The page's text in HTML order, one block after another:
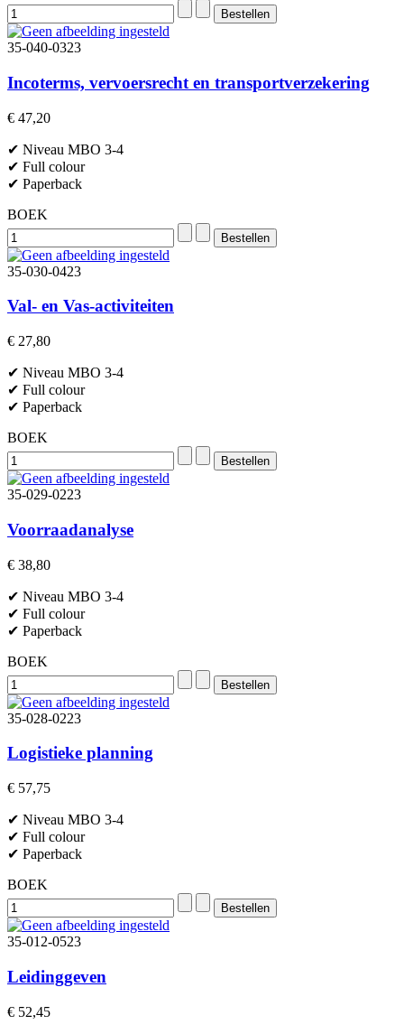
35-040-0323
Incoterms, vervoersrecht en transportverzekering
€ 47,20
✔ Niveau MBO 3-4
✔ Full colour
✔ Paperback
BOEK
35-030-0423
Val- en Vas-activiteiten
€ 27,80
✔ Niveau MBO 3-4
✔ Full colour
✔ Paperback
BOEK
35-029-0223
Voorraadanalyse
€ 38,80
✔ Niveau MBO 3-4
✔ Full colour
✔ Paperback
BOEK
35-028-0223
Logistieke planning
€ 57,75
✔ Niveau MBO 3-4
✔ Full colour
✔ Paperback
BOEK
35-012-0523
Leidinggeven
€ 52,45